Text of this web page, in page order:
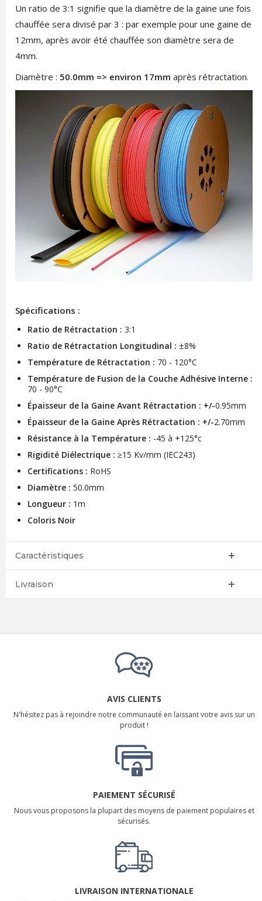
Un ratio de 3:1 signifie que la diamètre de la gaine une fois
chauffée sera divisé par 3 : par exemple pour une gaine de
12mm, après avoir été chauffée son diamètre sera de
4mm.
Diamètre : 50.0mm => environ 17mm après rétractation.
Spécifications :
Ratio de Rétractation : 3:1
Ratio de Rétractation Longitudinal : ±8%
Température de Rétractation : 70 - 120°C
Température de Fusion de la Couche Adhésive Interne :
70 - 90°C
Épaisseur de la Gaine Avant Rétractation : +/-0.95mm
Épaisseur de la Gaine Après Rétractation : +/-2.70mm
Résistance à la Température : -45 à +125°c
Rigidité Diélectrique : ≥15 Kv/mm (IEC243)
Certifications : RoHS
Diamètre : 50.0mm
Longueur : 1m
Coloris Noir
Caractéristiques
Livraison
AVIS CLIENTS
N'hésitez pas à rejoindre notre communauté en laissant votre avis sur un
produit !
PAIEMENT SÉCURISÉ
Nous vous proposons la plupart des moyens de paiement populaires et
sécurisés.
LIVRAISON INTERNATIONALE